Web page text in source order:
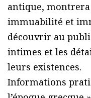
antique,
immuabilité et
découvrir au
intimes et les
leurs existences.
Informations